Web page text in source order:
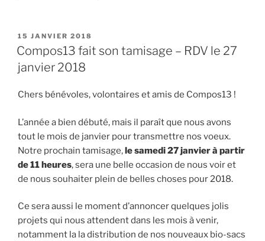
PUBLIÉ
LE
15 JANVIER 2018
Compos13 fait son tamisage – RDV le 27
janvier 2018
Chers bénévoles, volontaires et amis de Compos13 !
L’année a bien débuté, mais il paraît que nous avons
tout le mois de janvier pour transmettre nos voeux.
Notre prochain tamisage,le samedi 27 janvier à partir
de 11 heures, sera une belle occasion de nous voir et
de nous souhaiter plein de belles choses pour 2018.
Ce sera aussi le moment d’annoncer quelques jolis
projets qui nous attendent dans les mois à venir,
notamment la la distribution de nos nouveaux bio-sacs